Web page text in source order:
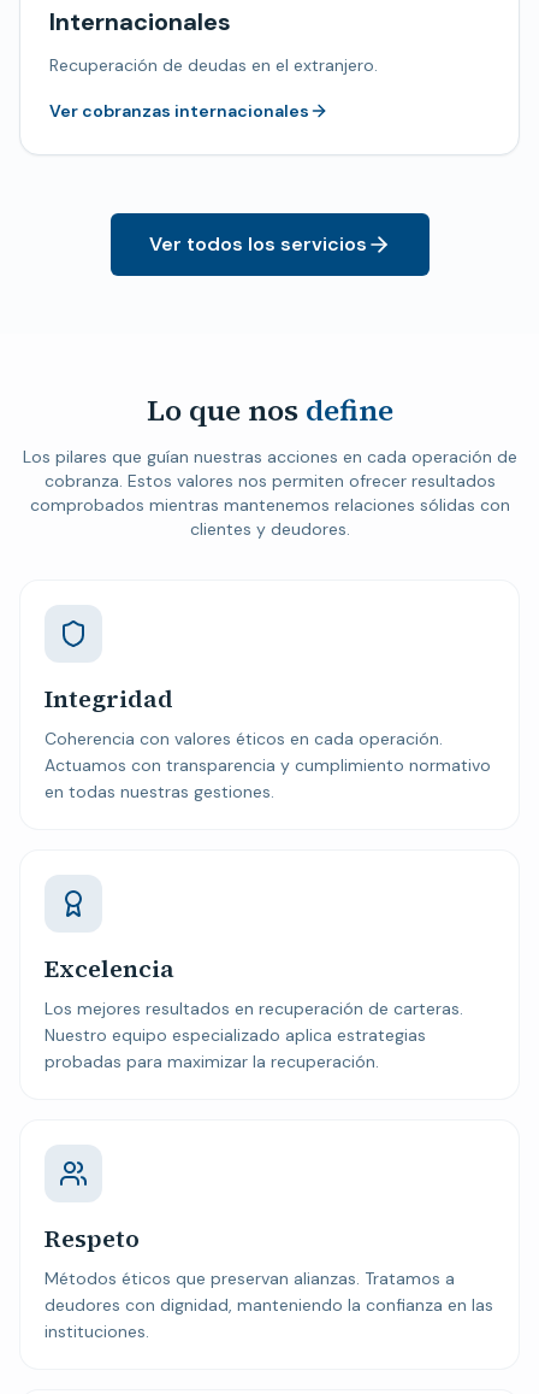
Internacionales
Recuperación de deudas en el extranjero.
Ver cobranzas internacionales
Ver todos los servicios
Lo que nos define
Los pilares que guían nuestras acciones en cada operación de
cobranza. Estos valores nos permiten ofrecer resultados
comprobados mientras mantenemos relaciones sólidas con
clientes y deudores.
Integridad
Coherencia con valores éticos en cada operación.
Actuamos con transparencia y cumplimiento normativo
en todas nuestras gestiones.
Excelencia
Los mejores resultados en recuperación de carteras.
Nuestro equipo especializado aplica estrategias
probadas para maximizar la recuperación.
Respeto
Métodos éticos que preservan alianzas. Tratamos a
deudores con dignidad, manteniendo la confianza en las
instituciones.